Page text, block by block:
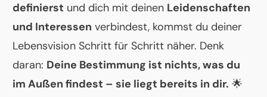
definierst und dich mit deinen Leidenschaften
und Interessen verbindest, kommst du deiner
Lebensvision Schritt für Schritt näher. Denk
daran: Deine Bestimmung ist nichts, was du
im Außen findest – sie liegt bereits in dir. 🌟